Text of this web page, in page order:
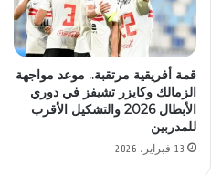
قمة أفريقية مرتقبة.. موعد مواجهة
الزمالك وكايزر تشيفز في دوري
الأبطال 2026 والتشكيل الأقرب
للمدربين
13 فبراير، 2026